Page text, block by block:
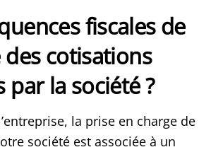
fiscales de
cotisations
par la société ?
la prise en charge de
société est associée à un